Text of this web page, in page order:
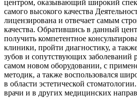
центром, оказывающий широкий
самого высокого качества
лицензирована и отвечает самым
качества. Обратившись в данный
получить компетентное
клиники, пройти диагностику, а
зубов и сопутствующих заболеваний
самом новом оборудовании, с
методик, а также воспользовался
в области эстетической
врачи и в других медицинских